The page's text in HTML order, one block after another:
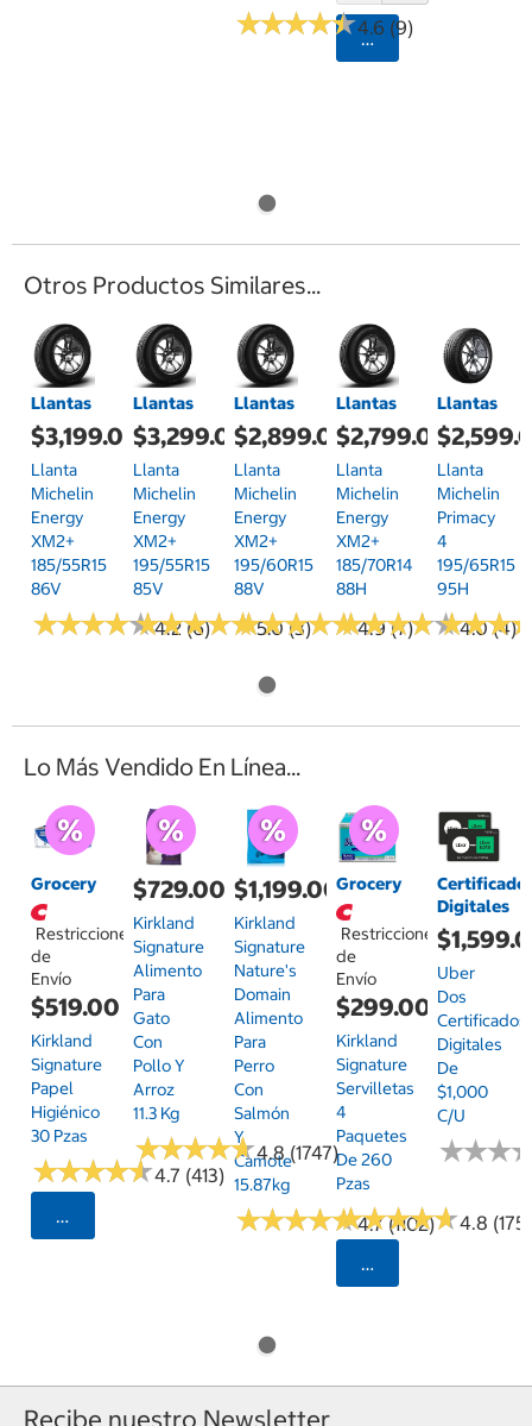
★★★★★
★★★★★4.6 (9)
Agregar
Otros Productos Similares...
Llantas
$3,199.00
Llanta
Michelin
Energy
XM2+
185/55R15
86V
★★★★★
★★★★★4.2 (6)
Llantas
$3,299.00
Llanta
Michelin
Energy
XM2+
195/55R15
85V
★★★★★
★★★★★5.0 (3)
Llantas
$2,899.00
Llanta
Michelin
Energy
XM2+
195/60R15
88V
★★★★★
★★★★★4.9 (7)
Llantas
$2,799.00
Llanta
Michelin
Energy
XM2+
185/70R14
88H
★★★★★
★★★★★4.0 (4)
Llantas
Llanta
Michelin
Primacy
4
195/65R15
95H
★★★
★★★
Lo Más Vendido En Línea...
Grocery
Restricciones
de
Envío
$519.00
Kirkland
Signature
Papel
Higiénico
30 Pzas
★★★★★
★★★★★4.7 (413)
Seleccionar Código Postal
$729.00
Kirkland
Signature
Alimento
Para
Gato
Con
Pollo Y
Arroz
11.3 Kg
★★★★★
★★★★★4.8 (1747)
$1,199.00
Kirkland
Signature
Nature's
Domain
Alimento
Para
Perro
Con
Salmón
Y
Camote
15.87kg
★★★★★
★★★★★4.7 (1102)
Grocery
Restricciones
de
Envío
$299.00
Kirkland
Signature
Servilletas
4
Paquetes
De 260
Pzas
★★★★★
★★★★★4.8 (175)
Seleccionar
Digitales
Uber
Dos
Certificados
Digitales
De
$1,000
C/u
★★★
★★★
Recibe nuestro Newsletter